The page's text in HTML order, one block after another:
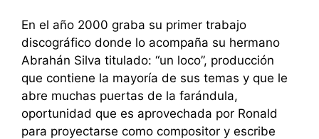
En el año 2000 graba su primer trabajo
discográfico donde lo acompaña su hermano
Abrahán Silva titulado: “un loco”, producción
que contiene la mayoría de sus temas y que le
abre muchas puertas de la farándula,
oportunidad que es aprovechada por Ronald
para proyectarse como compositor y escribe